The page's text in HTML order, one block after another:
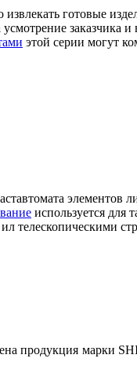
готовые
заказчика и
этой серии могут
элементов
используется для
телескопическими
продукция марки